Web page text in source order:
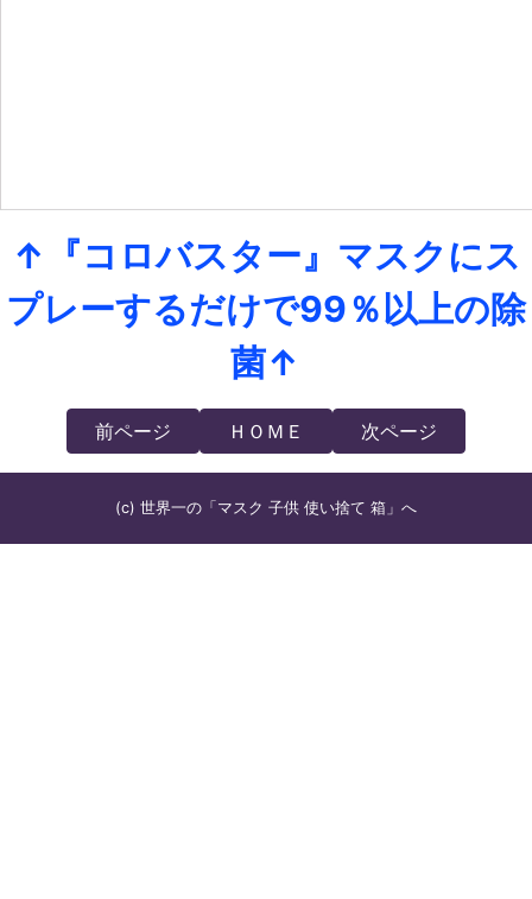
↑『コロバスター』マスクにス
プレーするだけで99％以上の除
菌↑
前ページ ＨＯＭＥ 次ページ
(c) 世界一の「マスク 子供 使い捨て 箱」へ